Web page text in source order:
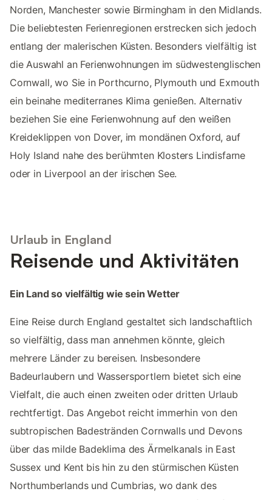
Norden, Manchester sowie Birmingham in den Midlands.
Die beliebtesten Ferienregionen erstrecken sich jedoch
entlang der malerischen Küsten. Besonders vielfältig ist
die Auswahl an Ferienwohnungen im südwestenglischen
Cornwall, wo Sie in Porthcurno, Plymouth und Exmouth
ein beinahe mediterranes Klima genießen. Alternativ
beziehen Sie eine Ferienwohnung auf den weißen
Kreideklippen von Dover, im mondänen Oxford, auf
Holy Island nahe des berühmten Klosters Lindisfarne
oder in Liverpool an der irischen See.
Urlaub in England
Reisende und Aktivitäten
Ein Land so vielfältig wie sein Wetter
Eine Reise durch England gestaltet sich landschaftlich
so vielfältig, dass man annehmen könnte, gleich
mehrere Länder zu bereisen. Insbesondere
Badeurlaubern und Wassersportlern bietet sich eine
Vielfalt, die auch einen zweiten oder dritten Urlaub
rechtfertigt. Das Angebot reicht immerhin von den
subtropischen Badestränden Cornwalls und Devons
über das milde Badeklima des Ärmelkanals in East
Sussex und Kent bis hin zu den stürmischen Küsten
Northumberlands und Cumbrias, wo dank des